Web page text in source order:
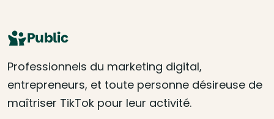
Public
Professionnels du marketing digital,
entrepreneurs, et toute personne désireuse de
maîtriser TikTok pour leur activité.